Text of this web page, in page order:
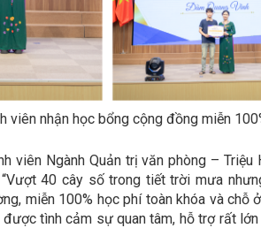
viên nhận học bổng cộng đồng miễn
viên Ngành Quản trị văn phòng –
40 cây số trong tiết trời mưa
miễn 100% học phí toàn khóa và chỗ
tình cảm sự quan tâm, hỗ trợ rất